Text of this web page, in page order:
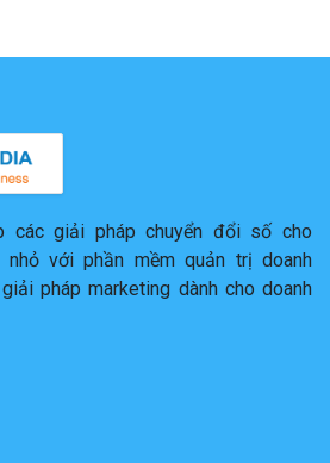
các giải pháp chuyển đổi số cho
nhỏ với phần mềm quản trị doanh
pháp marketing dành cho doanh